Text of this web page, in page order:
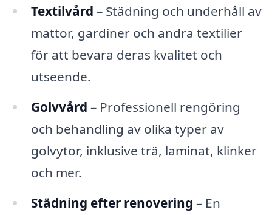
Textilvård – Städning och underhåll av
mattor, gardiner och andra textilier
för att bevara deras kvalitet och
utseende.
Golvvård – Professionell rengöring
och behandling av olika typer av
golvytor, inklusive trä, laminat, klinker
och mer.
Städning efter renovering – En